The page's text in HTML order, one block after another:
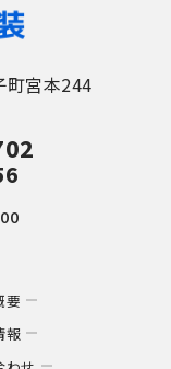
町宮本244
要
報